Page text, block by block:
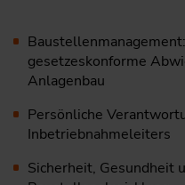
gesetzeskonforme
Anlagenbau
Persönliche
Inbetriebnahmeleiters
Sicherheit, Gesundheit